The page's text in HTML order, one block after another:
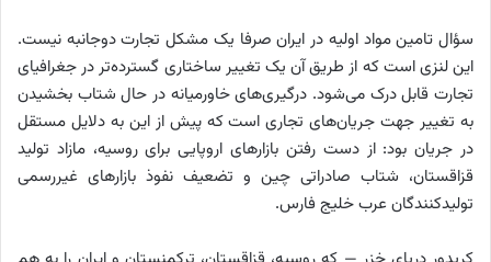
سؤال تامین مواد اولیه در ایران صرفا یک مشکل تجارت دوجانبه نیست.
این لنزی است که از طریق آن یک تغییر ساختاری گسترده‌تر در جغرافیای
تجارت قابل درک می‌شود. درگیری‌های خاورمیانه در حال شتاب بخشیدن
به تغییر جهت جریان‌های تجاری است که پیش از این به دلایل مستقل
در جریان بود: از دست رفتن بازارهای اروپایی برای روسیه، مازاد تولید
قزاقستان، شتاب صادراتی چین و تضعیف نفوذ بازارهای غیررسمی
تولیدکنندگان عرب خلیج فارس.